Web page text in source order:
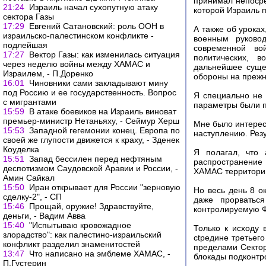
21:24 Израиль начал сухопутную атаку
сектора Газы
17:29 Евгений Сатановский: роль ООН в
израильско-палестинском конфликте -
подлейшая
17:27
Вектор Газы: как изменилась ситуация
через неделю войны между ХАМАС и
Израилем, - П.Доренко
16:01
Чиновники сами закладывают мину
под Россию и ее государственность. Вопрос
с мигрантами
15:59 В атаке боевиков на Израиль виноват
премьер-министр Нетаньяху, - Сеймур Херш
15:53 Западной гегемонии конец. Европа по
своей же глупости движется к краху, - Зденек
Коуделка
15:51
Запад бессилен перед нефтяным
деспотизмом Саудовской Аравии и России, -
Амин Сайкал
15:50 Иран открывает для России "зерновую
сделку-2", - СП
15:46 Прощай, оружие! Здравствуйте,
деньги, - Вадим Авва
15:40 "Испытываю кровожадное
злорадство": как палестино-израильский
конфликт разделил знаменитостей
13:47
Что написано на эмблеме ХАМАС, -
П.Густерин
которой Израиль
А также об
военным
современной
политических,
дальнейшее
обороны на
Я специально не
параметры были
Мне было
наступлению.
Я полагал, что
ХАМАС
Но весь день 8
даже
контролируемую
Только к исходу
сtредине
пределами
блокады